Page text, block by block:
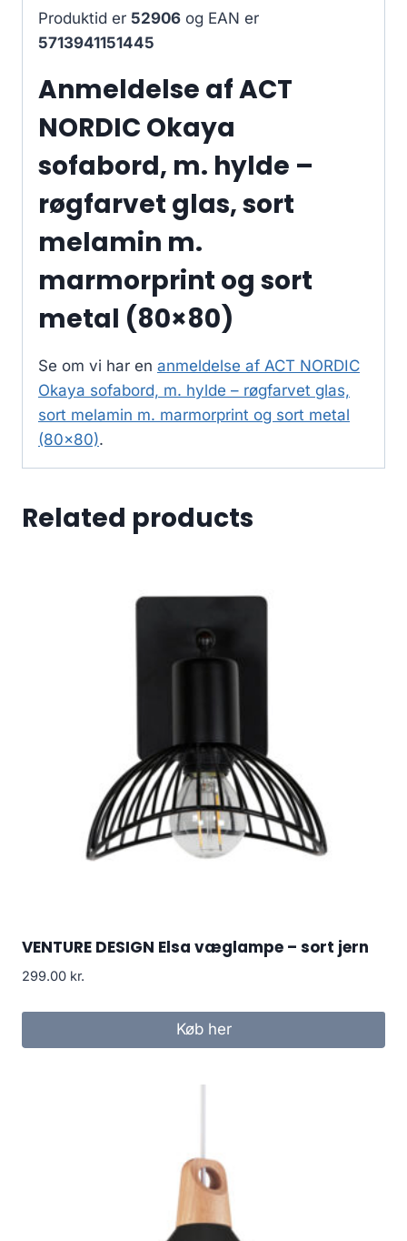
Produktid er 52906 og EAN er
5713941151445
Anmeldelse af ACT
NORDIC Okaya
sofabord, m. hylde –
røgfarvet glas, sort
melamin m.
marmorprint og sort
metal (80×80)
Se om vi har en anmeldelse af ACT NORDIC
Okaya sofabord, m. hylde – røgfarvet glas,
sort melamin m. marmorprint og sort metal
(80×80).
Related products
VENTURE DESIGN Elsa væglampe – sort jern
299.00 kr.
Køb her